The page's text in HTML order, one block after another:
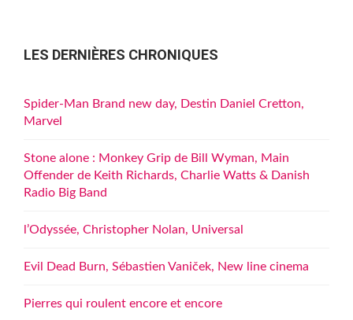
LES DERNIÈRES CHRONIQUES
Spider-Man Brand new day, Destin Daniel Cretton,
Marvel
Stone alone : Monkey Grip de Bill Wyman, Main
Offender de Keith Richards, Charlie Watts & Danish
Radio Big Band
l’Odyssée, Christopher Nolan, Universal
Evil Dead Burn, Sébastien Vaniček, New line cinema
Pierres qui roulent encore et encore